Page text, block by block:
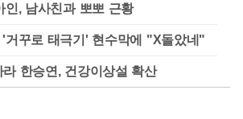
인, 남사친과 뽀뽀 근황
'거꾸로 태극기' 현수막에 "X돌았네"
한승연, 건강이상설 확산